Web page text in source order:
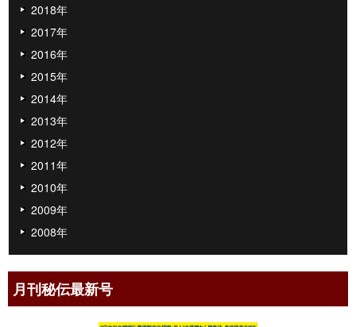
2018年
2017年
2016年
2015年
2014年
2013年
2012年
2011年
2010年
2009年
2008年
月刊秘伝最新号